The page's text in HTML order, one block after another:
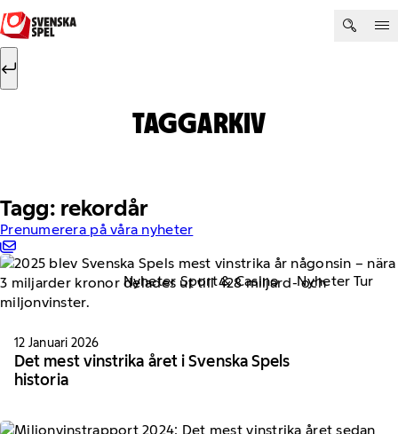
Hoppa till innehåll
Sök efter:
TAGGARKIV
Tagg: rekordår
Prenumerera på våra nyheter
Nyheter Sport & Casino Nyheter Tur
12 Januari 2026
Det mest vinstrika året i Svenska Spels
historia